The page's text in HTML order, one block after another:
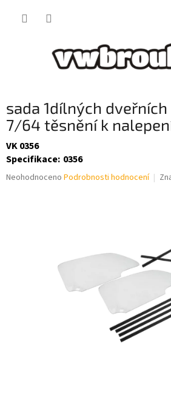
sada 1dílných
7/64 těsnění k
VK 0356
Specifikace: 0356
Průměrné
Neohodnoceno Podrobnosti hodnocení